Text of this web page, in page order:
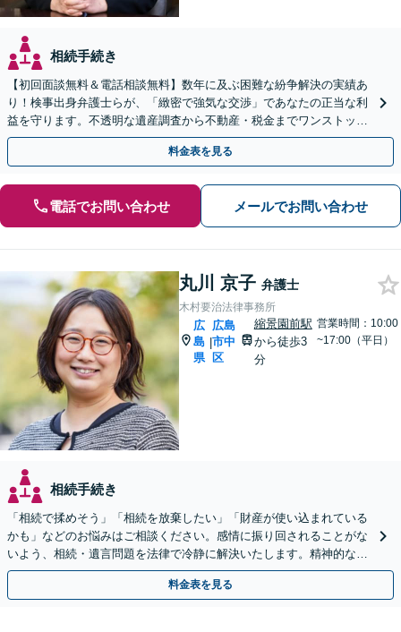
相続手続き
【初回面談無料＆電話相談無料】数年に及ぶ困難な紛争解決の実績あ
り！検事出身弁護士らが、「緻密で強気な交渉」であなたの正当な利
益を守ります。不透明な遺産調査から不動産・税金までワンストップ
解決【休日・夜間相談可】【完全個室でプライバシー配慮】
料金表を見る
電話でお問い合わせ メールでお問い合わせ
丸川 京子 弁護士
木村要治法律事務所
広
島
県
|
広島
市中
区
縮景園前駅
から徒歩3
分
営業時間：10:00
~17:00（平日）
相続手続き
「相続で揉めそう」「相続を放棄したい」「財産が使い込まれている
かも」などのお悩みはご相談ください。感情に振り回されることがな
いよう、相続・遺言問題を法律で冷静に解決いたします。精神的な負
担を軽減し、不利にならない主張をサポートいたします。
料金表を見る